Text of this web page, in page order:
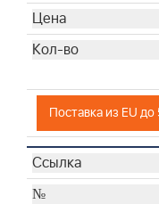
Поставка из EU